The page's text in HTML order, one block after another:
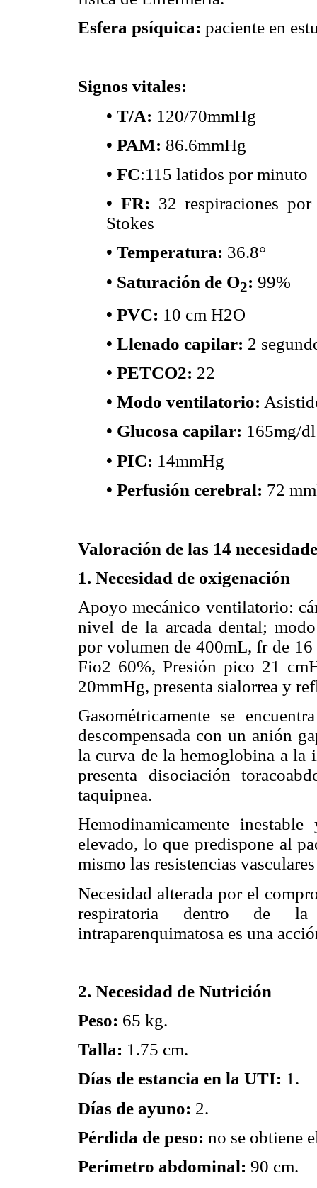
Esfera psíquica: paciente en
Signos vitales:
• T/A: 120/70mmHg
• PAM: 86.6mmHg
• FC:115 latidos por minuto
• FR: 32 respiraciones
Stokes
• Temperatura: 36.8°
• Saturación de O2: 99%
• PVC: 10 cm H2O
• Llenado capilar: 2
• PETCO2: 22
• Modo ventilatorio:
• Glucosa capilar: 165mg/dl
• PIC: 14mmHg
• Perfusión cerebral: 72
Valoración de las 14
1. Necesidad de oxigenación
Apoyo mecánico ventilatorio:
nivel de la arcada dental;
por volumen de 400mL, fr de
Fio2 60%, Presión pico 21
20mmHg, presenta sialorrea y
Gasométricamente se
descompensada con un anión
la curva de la hemoglobina a la
presenta disociación
taquipnea.
Hemodinamicamente
elevado, lo que predispone al
mismo las resistencias
Necesidad alterada por el
respiratoria dentro de
intraparenquimatosa es una
2. Necesidad de Nutrición
Peso: 65 kg.
Talla: 1.75 cm.
Días de estancia en la UTI: 1.
Días de ayuno: 2.
Pérdida de peso: no se obtiene
Perímetro abdominal: 90 cm.